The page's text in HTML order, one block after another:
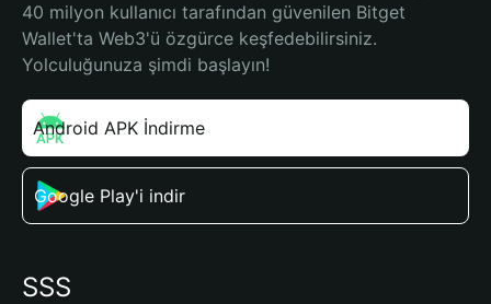
40 milyon kullanıcı tarafından güvenilen Bitget
Wallet'ta Web3'ü özgürce keşfedebilirsiniz.
Yolculuğunuza şimdi başlayın!
Android APK İndirme
Google Play'i indir
SSS